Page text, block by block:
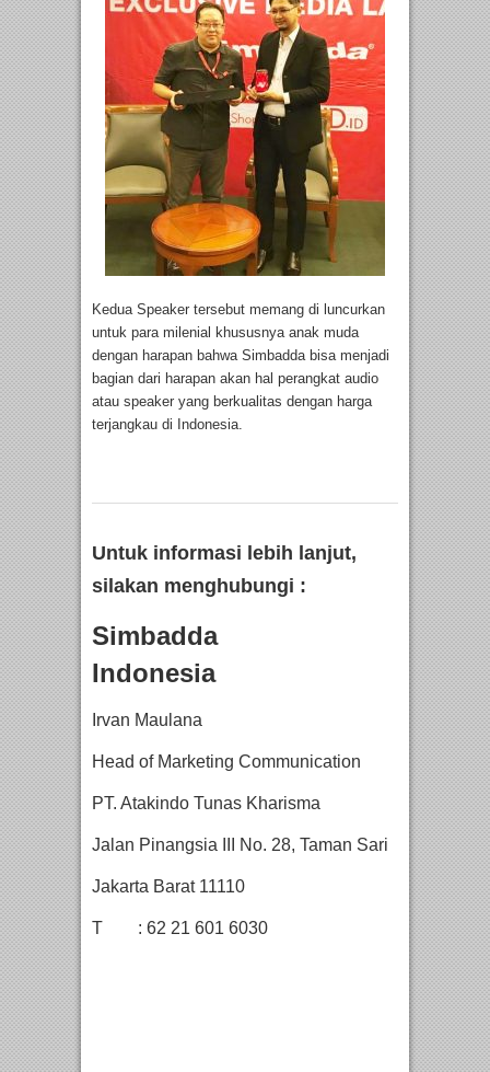
Kedua Speaker tersebut memang di luncurkan
untuk para milenial khususnya anak muda
dengan harapan bahwa Simbadda bisa menjadi
bagian dari harapan akan hal perangkat audio
atau speaker yang berkualitas dengan harga
terjangkau di Indonesia.
Untuk informasi lebih lanjut,
silakan menghubungi :
Simbadda
Irvan Maulana
Head of Marketing Communication
PT. Atakindo Tunas Kharisma
Jalan Pinangsia III No. 28, Taman Sari
Jakarta Barat 11110
T : 62 21 601 6030